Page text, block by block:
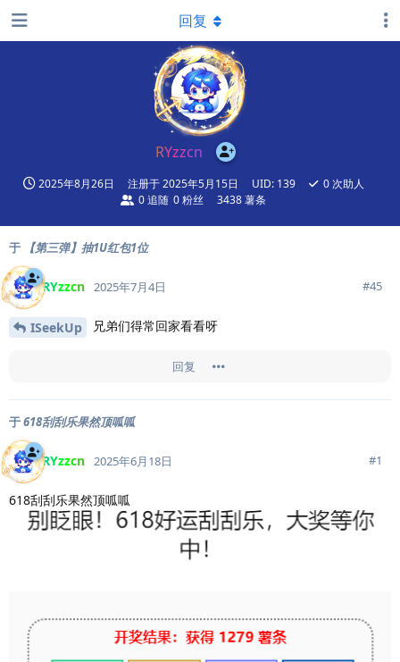
RYzzcn
2025年8月26日 注册于2025年5月15日 UID: 139 0次助人
0追随 0粉丝 3438 薯条
回复
于 【第三弹】抽1U红包1位
RYzzcn 2025年7月4日 #45
ISeekUp 兄弟们得常回家看看呀
回复
于618刮刮乐果然顶呱呱
RYzzcn 2025年6月18日 #1
618刮刮乐果然顶呱呱